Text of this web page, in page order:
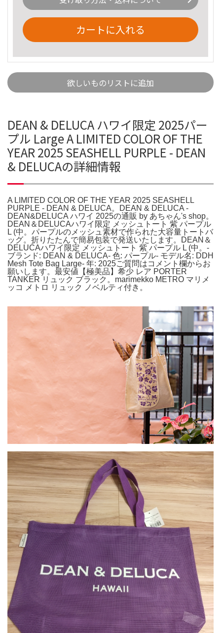
カートに入れる
欲しいものリストに追加
DEAN & DELUCA ハワイ限定 2025パー
プル Large A LIMITED COLOR OF THE
YEAR 2025 SEASHELL PURPLE - DEAN
& DELUCAの詳細情報
A LIMITED COLOR OF THE YEAR 2025 SEASHELL
PURPLE - DEAN & DELUCA。DEAN & DELUCA -
DEAN&DELUCA ハワイ 2025の通販 by あちゃん's shop。
DEAN＆DELUCAハワイ限定 メッシュトート 紫 パープル
L (中。パープルのメッシュ素材で作られた大容量トートバ
ッグ。折りたたんで簡易包装で発送いたします。DEAN＆
DELUCAハワイ限定 メッシュトート 紫 パープル L (中。-
ブランド: DEAN & DELUCA- 色: パープル- モデル名: DDH
Mesh Tote Bag Large- 年: 2025ご質問はコメント欄からお
願いします。最安値【極美品】希少 レア PORTER
TANKER リュック ブラック。marimekko METRO マリメ
ッコ メトロ リュック ノベルティ付き。